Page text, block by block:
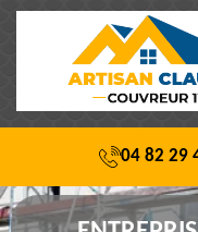
04 82 29